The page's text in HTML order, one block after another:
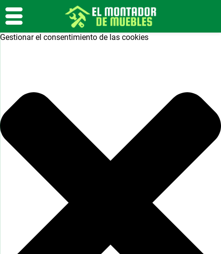
Gestionar el consentimiento de las cookies